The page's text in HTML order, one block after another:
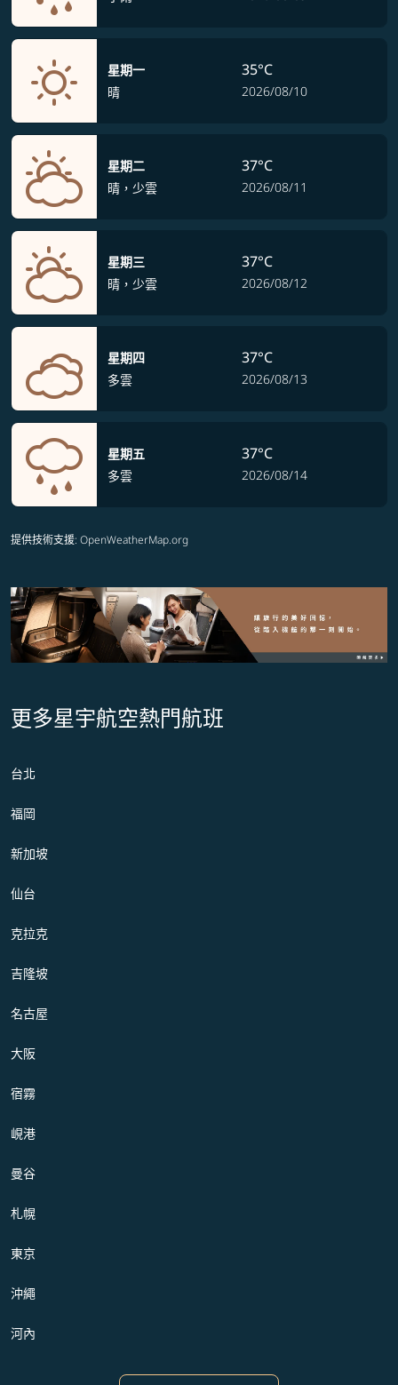
星期一
晴
35°C
2026/08/10
星期二
晴，少雲
37°C
2026/08/11
星期三
晴，少雲
37°C
2026/08/12
星期四
多雲
37°C
2026/08/13
星期五
多雲
37°C
2026/08/14
提供技術支援: OpenWeatherMap.org
更多星宇航空熱門航班
台北
福岡
新加坡
仙台
克拉克
吉隆坡
名古屋
大阪
宿霧
峴港
曼谷
札幌
東京
沖繩
河內